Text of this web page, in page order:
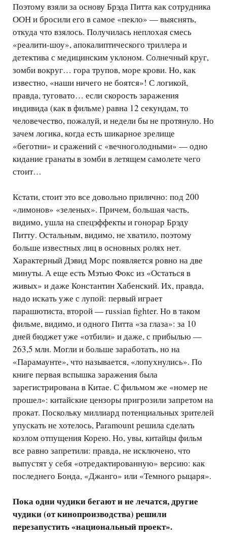
Поэтому взяли за основу Брэда Питта как сотрудника
ООН и бросили его в самое «пекло» — выяснять,
откуда что взялось. Получилась неплохая смесь
«реалити-шоу», апокалиптического триллера и
детектива с медицинским уклоном. Солнечный круг,
зомби вокруг… гора трупов, море крови. Но, как
известно, «наши ничего не боятся»! С логикой,
правда, туговато… если скорость заражения
индивида (как в фильме) равна 12 секундам, то
человечество, пожалуй, и недели бы не протянуло. Но
зачем логика, когда есть шикарное зрелище
«беготни» и сражений с «вечноголодными» — одно
кидание гранаты в зомби в летящем самолете чего
стоит…
Кстати, стоит это все довольно прилично: под 200
«лимонов» «зеленых». Причем, большая часть,
видимо, ушла на спецэффекты и гонорар Брэду
Питту. Остальным, видимо, не хватило, поэтому
больше известных лиц в основных ролях нет.
Характерный Дэвид Морс появляется ровно на две
минуты. А еще есть Мэтью Фокс из «Остаться в
живых» и даже Константин Хабенский. Их, правда,
надо искать уже с лупой: первый играет
парашютиста, второй — russian fighter. Но в таком
фильме, видимо, и одного Питта «за глаза»: за 10
дней бюджет уже «отбили» и даже, с прибылью —
263,5 млн. Могли и больше заработать, но на
«Парамаунте», что называется, «лопухнулись». По
книге первая вспышка заражения была
зарегистрирована в Китае. С фильмом же «номер не
прошел»: китайские цензоры пригрозили запретом на
прокат. Поскольку миллиард потенциальных зрителей
упускать не хотелось, Paramount решила сделать
козлом отпущения Корею. Но, увы, китайцы фильм
все равно запретили: правда, не исключено, что
выпустят у себя «отредактированную» версию: как
последнего Бонда, «Джанго» или «Темного рыцаря».
Пока одни чудики бегают и не лечатся, другие
чудики (от кинопроизводства) решили
перезапустить «национальный проект».